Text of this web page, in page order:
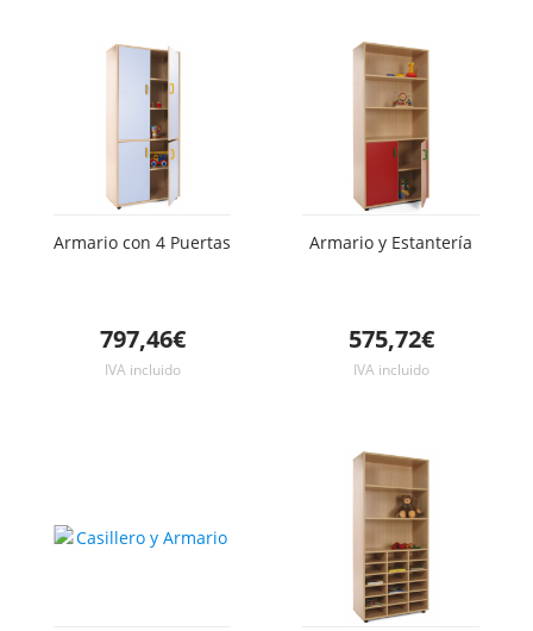
Armario con 4 Puertas
797,46€
IVA incluido
Armario y Estantería
575,72€
IVA incluido